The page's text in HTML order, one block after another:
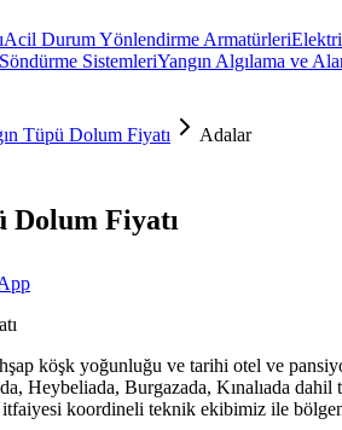
Acil Durum Yönlendirme Armatürleri
SistemleriYangın Algılama ve
Tüpü Dolum Fiyatı
Adalar
Dolum Fiyatı
köşk yoğunluğu ve tarihi otel ve
Heybeliada, Burgazada, Kınalıada
koordineli teknik ekibimiz ile